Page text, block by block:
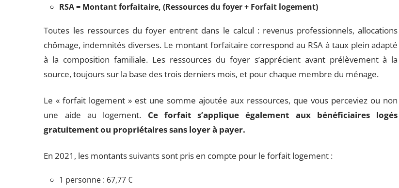
RSA = Montant forfaitaire, (Ressources du foyer + Forfait logement)
Toutes les ressources du foyer entrent dans le calcul : revenus professionnels, allocations
chômage, indemnités diverses. Le montant forfaitaire correspond au RSA à taux plein adapté
à la composition familiale. Les ressources du foyer s’apprécient avant prélèvement à la
source, toujours sur la base des trois derniers mois, et pour chaque membre du ménage.
Le « forfait logement » est une somme ajoutée aux ressources, que vous perceviez ou non
une aide au logement. Ce forfait s’applique également aux bénéficiaires logés
gratuitement ou propriétaires sans loyer à payer.
En 2021, les montants suivants sont pris en compte pour le forfait logement :
1 personne : 67,77 €